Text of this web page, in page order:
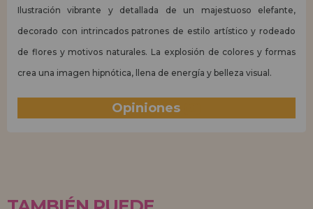
Ilustración vibrante y detallada de un majestuoso elefante,
decorado con intrincados patrones de estilo artístico y rodeado
de flores y motivos naturales. La explosión de colores y formas
crea una imagen hipnótica, llena de energía y belleza visual.
Opiniones